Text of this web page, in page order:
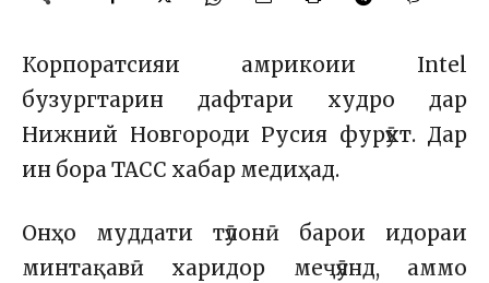
Корпоратсияи амрикоии Intel
бузургтарин дафтари худро дар
Нижний Новгороди Русия фурӯхт. Дар
ин бора ТАСС хабар медиҳад.
Онҳо муддати тӯлонӣ барои идораи
минтақавӣ харидор меҷӯянд, аммо